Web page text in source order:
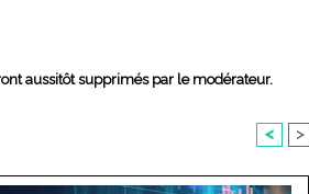
aussitôt supprimés par le modérateur.
< >